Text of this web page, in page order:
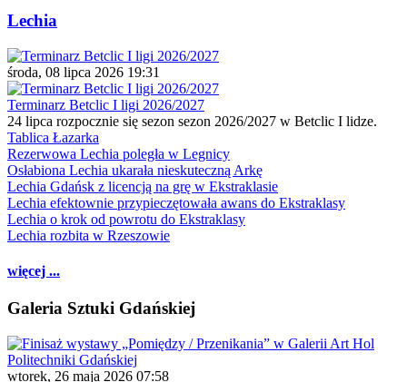
Lechia
środa, 08 lipca 2026 19:31
Terminarz Betclic I ligi 2026/2027
24 lipca rozpocznie się sezon sezon 2026/2027 w Betclic I lidze.
Tablica Łazarka
Rezerwowa Lechia poległa w Legnicy
Osłabiona Lechia ukarała nieskuteczną Arkę
Lechia Gdańsk z licencją na grę w Ekstraklasie
Lechia efektownie przypieczętowała awans do Ekstraklasy
Lechia o krok od powrotu do Ekstraklasy
Lechia rozbita w Rzeszowie
więcej ...
Galeria Sztuki Gdańskiej
wtorek, 26 maja 2026 07:58